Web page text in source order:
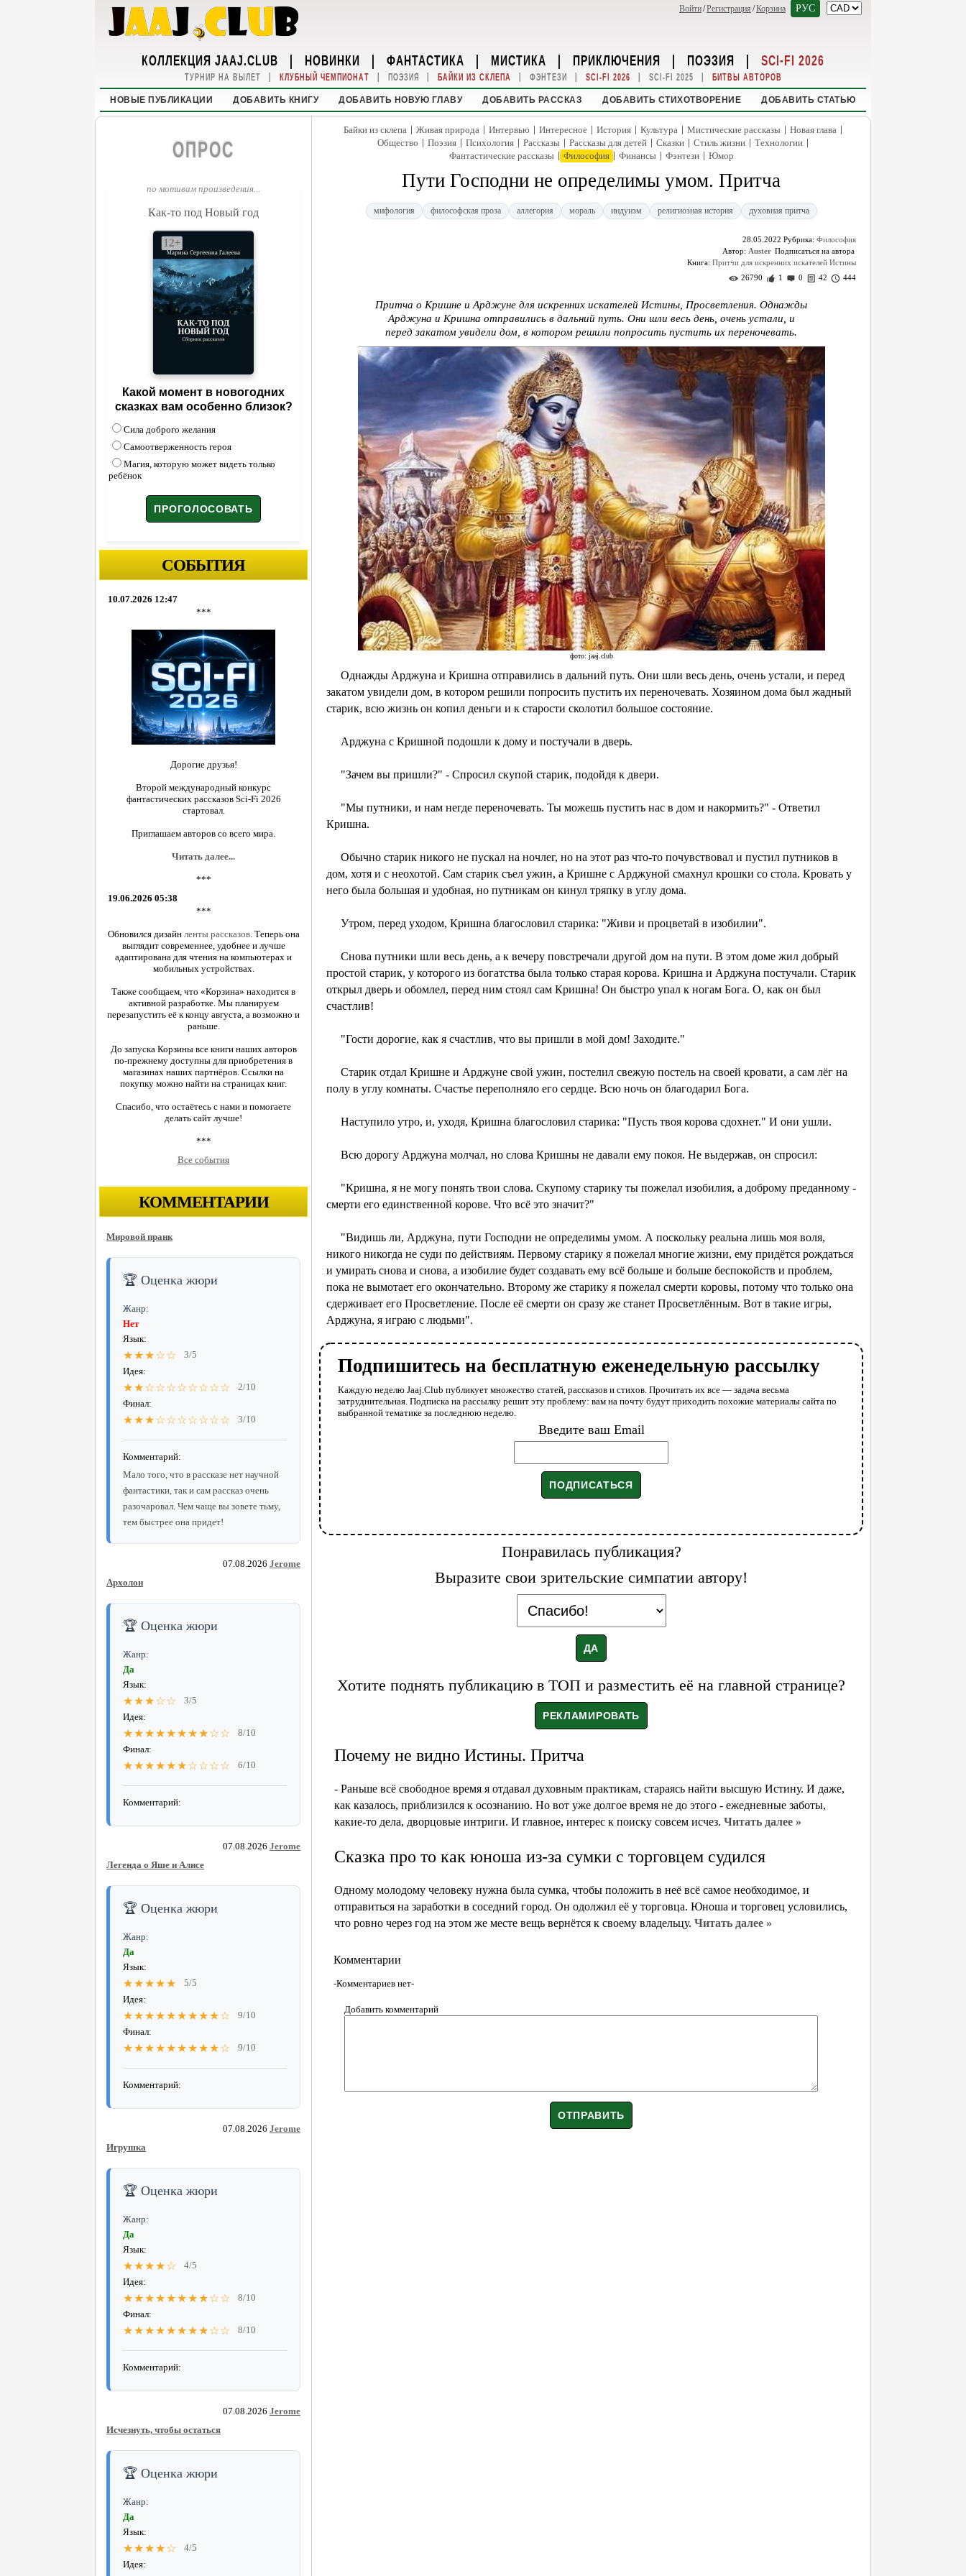
Войти/Регистрация /Корзина РУС
КОЛЛЕКЦИЯ JAAJ.CLUB | НОВИНКИ | ФАНТАСТИКА | МИСТИКА | ПРИКЛЮЧЕНИЯ | ПОЭЗИЯ | SCI-FI 2026
ТУРНИР НА ВЫЛЕТ | КЛУБНЫЙ ЧЕМПИОНАТ | ПОЭЗИЯ | БАЙКИ ИЗ СКЛЕПА | ФЭНТЕЗИ | SCI-FI 2026 | SCI-FI 2025 | БИТВЫ АВТОРОВ
НОВЫЕ ПУБЛИКАЦИИ ДОБАВИТЬ КНИГУ ДОБАВИТЬ НОВУЮ ГЛАВУ ДОБАВИТЬ РАССКАЗ ДОБАВИТЬ СТИХОТВОРЕНИЕ ДОБАВИТЬ СТАТЬЮ
ОПРОС
по мотивам произведения...
Как-то под Новый год
Какой момент в новогодних
сказках вам особенно близок?
Сила доброго желания
Самоотверженность героя
Магия, которую может видеть только
ребёнок
СОБЫТИЯ
10.07.2026 12:47
***
Дорогие друзья!
Второй международный конкурс
фантастических рассказов Sci-Fi 2026
стартовал.
Приглашаем авторов со всего мира.
Читать далее...
***
19.06.2026 05:38
***
Обновился дизайн ленты рассказов. Теперь она
выглядит современнее, удобнее и лучше
адаптирована для чтения на компьютерах и
мобильных устройствах.
Также сообщаем, что «Корзина» находится в
активной разработке. Мы планируем
перезапустить её к концу августа, а возможно и
раньше.
До запуска Корзины все книги наших авторов
по-прежнему доступны для приобретения в
магазинах наших партнёров. Ссылки на
покупку можно найти на страницах книг.
Спасибо, что остаётесь с нами и помогаете
делать сайт лучше!
***
Все события
КОММЕНТАРИИ
Мировой пранк
🏆 Оценка жюри
Жанр:
Нет
Язык:
★★★☆☆
3/5
Идея:
★★☆☆☆☆☆☆☆☆
2/10
Финал:
★★★☆☆☆☆☆☆☆ 3/10
Комментарий:
Мало того, что в рассказе нет научной
фантастики, так и сам рассказ очень
разочаровал. Чем чаще вы зовете тьму,
тем быстрее она придет!
07.08.2026 Jerome
Архолон
🏆 Оценка жюри
Жанр:
Да
Язык:
★★★☆☆
3/5
Идея:
★★★★★★★★☆☆
8/10
Финал:
★★★★★★☆☆☆☆ 6/10
Комментарий:
07.08.2026 Jerome
Легенда о Яше и Алисе
🏆 Оценка жюри
Жанр:
Да
Язык:
★★★★★
5/5
Идея:
★★★★★★★★★☆
9/10
Финал:
★★★★★★★★★☆ 9/10
Комментарий:
07.08.2026 Jerome
Игрушка
🏆 Оценка жюри
Жанр:
Да
Язык:
★★★★☆
4/5
Идея:
★★★★★★★★☆☆
8/10
Финал:
★★★★★★★★☆☆ 8/10
Комментарий:
07.08.2026 Jerome
Исчезнуть, чтобы остаться
🏆 Оценка жюри
Жанр:
Да
Язык:
★★★★☆
4/5
Идея:
Байки из склепа | Живая природа | Интервью | Интересное | История | Культура | Мистические рассказы | Новая глава |
Общество | Поэзия | Психология | Рассказы | Рассказы для детей | Сказки | Стиль жизни | Технологии |
Фантастические рассказы | Философия | Финансы | Фэнтези | Юмор
Пути Господни не определимы умом. Притча
мифология философская проза аллегория мораль индуизм религиозная история духовная притча
28.05.2022 Рубрика: Философия
Автор: Auster
Книга: Притчи для искренних искателей Истины
26790
1 0 42 444
Притча о Кришне и Арджуне для искренних искателей Истины, Просветления. Однажды
Арджуна и Кришна отправились в дальний путь. Они шли весь день, очень устали, и
перед закатом увидели дом, в котором решили попросить пустить их переночевать.
фото: jaaj.club
Однажды Арджуна и Кришна отправились в дальний путь. Они шли весь день, очень устали, и перед
закатом увидели дом, в котором решили попросить пустить их переночевать. Хозяином дома был жадный
старик, всю жизнь он копил деньги и к старости сколотил большое состояние.
Арджуна с Кришной подошли к дому и постучали в дверь.
"Зачем вы пришли?" - Спросил скупой старик, подойдя к двери.
"Мы путники, и нам негде переночевать. Ты можешь пустить нас в дом и накормить?" - Ответил
Кришна.
Обычно старик никого не пускал на ночлег, но на этот раз что-то почувствовал и пустил путников в
дом, хотя и с неохотой. Сам старик съел ужин, а Кришне с Арджуной смахнул крошки со стола. Кровать у
него была большая и удобная, но путникам он кинул тряпку в углу дома.
Утром, перед уходом, Кришна благословил старика: "Живи и процветай в изобилии".
Снова путники шли весь день, а к вечеру повстречали другой дом на пути. В этом доме жил добрый
простой старик, у которого из богатства была только старая корова. Кришна и Арджуна постучали. Старик
открыл дверь и обомлел, перед ним стоял сам Кришна! Он быстро упал к ногам Бога. О, как он был
счастлив!
"Гости дорогие, как я счастлив, что вы пришли в мой дом! Заходите."
Старик отдал Кришне и Арджуне свой ужин, постелил свежую постель на своей кровати, а сам лёг на
полу в углу комнаты. Счастье переполняло его сердце. Всю ночь он благодарил Бога.
Наступило утро, и, уходя, Кришна благословил старика: "Пусть твоя корова сдохнет." И они ушли.
Всю дорогу Арджуна молчал, но слова Кришны не давали ему покоя. Не выдержав, он спросил:
"Кришна, я не могу понять твои слова. Скупому старику ты пожелал изобилия, а доброму преданному -
смерти его единственной корове. Что всё это значит?"
"Видишь ли, Арджуна, пути Господни не определимы умом. А поскольку реальна лишь моя воля,
никого никогда не суди по действиям. Первому старику я пожелал многие жизни, ему придётся рождаться
и умирать снова и снова, а изобилие будет создавать ему всё больше и больше беспокойств и проблем,
пока не вымотает его окончательно. Второму же старику я пожелал смерти коровы, потому что только она
сдерживает его Просветление. После её смерти он сразу же станет Просветлённым. Вот в такие игры,
Арджуна, я играю с людьми".
Подпишитесь на бесплатную еженедельную рассылку
Каждую неделю Jaaj.Club публикует множество статей, рассказов и стихов. Прочитать их все — задача весьма
затруднительная. Подписка на рассылку решит эту проблему: вам на почту будут приходить похожие материалы сайта по
выбранной тематике за последнюю неделю.
Введите ваш Email
Понравилась публикация?
Выразите свои зрительские симпатии автору!
Хотите поднять публикацию в ТОП и разместить её на главной странице?
Почему не видно Истины. Притча
- Раньше всё свободное время я отдавал духовным практикам, стараясь найти высшую Истину. И даже,
как казалось, приблизился к осознанию. Но вот уже долгое время не до этого - ежедневные заботы,
какие-то дела, дворцовые интриги. И главное, интерес к поиску совсем исчез. Читать далее »
Сказка про то как юноша из-за сумки с торговцем судился
Одному молодому человеку нужна была сумка, чтобы положить в неё всё самое необходимое, и
отправиться на заработки в соседний город. Он одолжил её у торговца. Юноша и торговец условились,
что ровно через год на этом же месте вещь вернётся к своему владельцу. Читать далее »
Комментарии
-Комментариев нет-
Добавить комментарий